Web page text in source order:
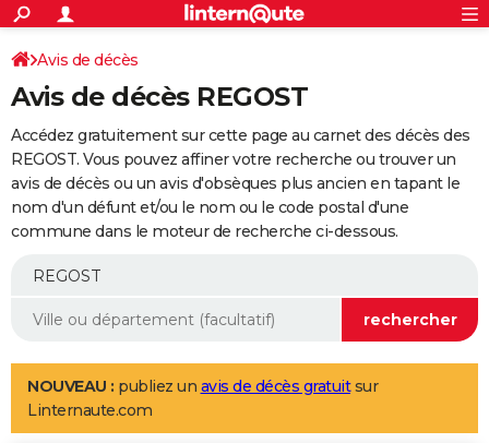
ACTUALITÉS
Politique
Société
Faits Divers
Education
Monde
Villes
+
SPORT
Coupe du monde 2026
Football
Tennis
Cyclisme
Rugby
Forum
Programme TV
TNT
Streaming
Cinéma
Sorties cinéma
Musique
+
FINANCE
Retraite
Epargne
Immobilier
Risques naturels par ville
Banque
Assurance
AUTO
Essais
Réserver un essai
Citadines
Berlines
SUV
Forum auto
+
Mobiles
Meilleur smartphone
Internet
Ordinateurs
Jeux vidéo
Guide high-tech
Aménagement intérieur
LIFESTYLE
Art de vivre
Bien-être
Loisirs
Mode
Modes de vie
Avis de décès
Avis de décès REGOST
Accédez gratuitement sur cette page au carnet des décès des
REGOST. Vous pouvez affiner votre recherche ou trouver un
avis de décès ou un avis d'obsèques plus ancien en tapant le
nom d'un défunt et/ou le nom ou le code postal d'une
commune dans le moteur de recherche ci-dessous.
NOUVEAU : publiez un avis de décès gratuitsur
Linternaute.com